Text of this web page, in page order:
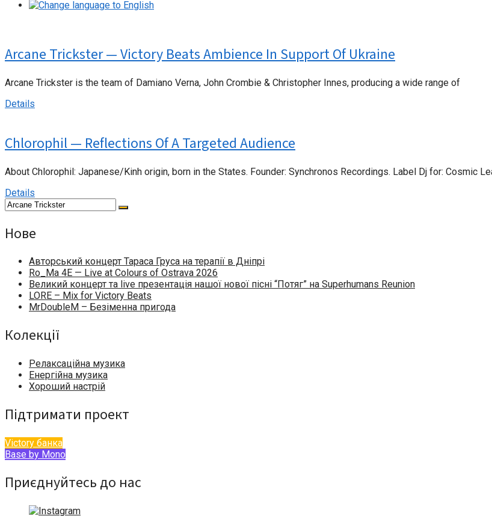
Arcane Trickster — Victory Beats Ambience In Support Of Ukraine
Arcane Trickster is the team of Damiano Verna, John Crombie & Christopher Innes, producing a wide range of
Details
Chlorophil — Reflections Of A Targeted Audience
About Chlorophil: Japanese/Kinh origin, born in the States. Founder: Synchronos Recordings. Label Dj for: Cosmic
Details
Нове
Авторський концерт Тараса Груса на терапії в Дніпрі
Ro_Ma 4E — Live at Colours of Ostrava 2026
Великий концерт та live презентація нашої нової пісні “Потяг” на Superhumans Reunion
LORE – Mix for Victory Beats
MrDoubleM – Безіменна пригода
Колекції
Релаксаційна музика
Енергійна музика
Хороший настрій
Підтримати проект
Victory банка
Base by Mono
Приєднуйтесь до нас